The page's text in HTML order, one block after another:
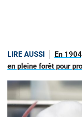
LIRE AUSSI
En
en pleine forêt pour